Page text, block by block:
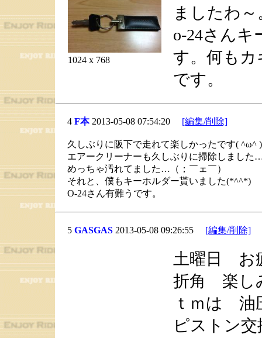
1024 x 768
ましたわ
o-24さん
す。何もカ
です。
4 F本2013-05-08 07:54:20 [編集/削除]
久しぶりに阪下で走れて楽しかったです( ^ω^ )
エアークリーナーも久しぶりに掃除しました
めっちゃ汚れてました…（；￣ェ￣）
それと、僕もキーホルダー貰いました(*^^*)
O-24さん有難うです。
5 GASGAS2013-05-08 09:26:55 [編集/削除]
土曜日 お
折角 楽し
ｔｍは 油
ピストン